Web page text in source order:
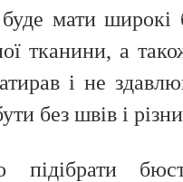
мати широкі
тканини, а
і не
без швів і
підібрати